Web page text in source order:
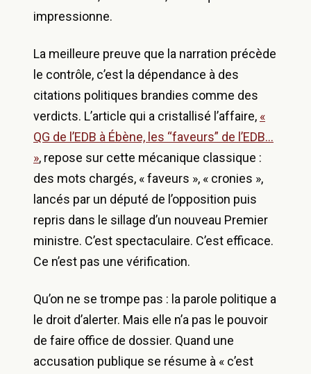
impressionne.
La meilleure preuve que la narration précède
le contrôle, c’est la dépendance à des
citations politiques brandies comme des
verdicts. L’article qui a cristallisé l’affaire, «
QG de l’EDB à Ébène, les “faveurs” de l’EDB…
», repose sur cette mécanique classique :
des mots chargés, « faveurs », « cronies »,
lancés par un député de l’opposition puis
repris dans le sillage d’un nouveau Premier
ministre. C’est spectaculaire. C’est efficace.
Ce n’est pas une vérification.
Qu’on ne se trompe pas : la parole politique a
le droit d’alerter. Mais elle n’a pas le pouvoir
de faire office de dossier. Quand une
accusation publique se résume à « c’est